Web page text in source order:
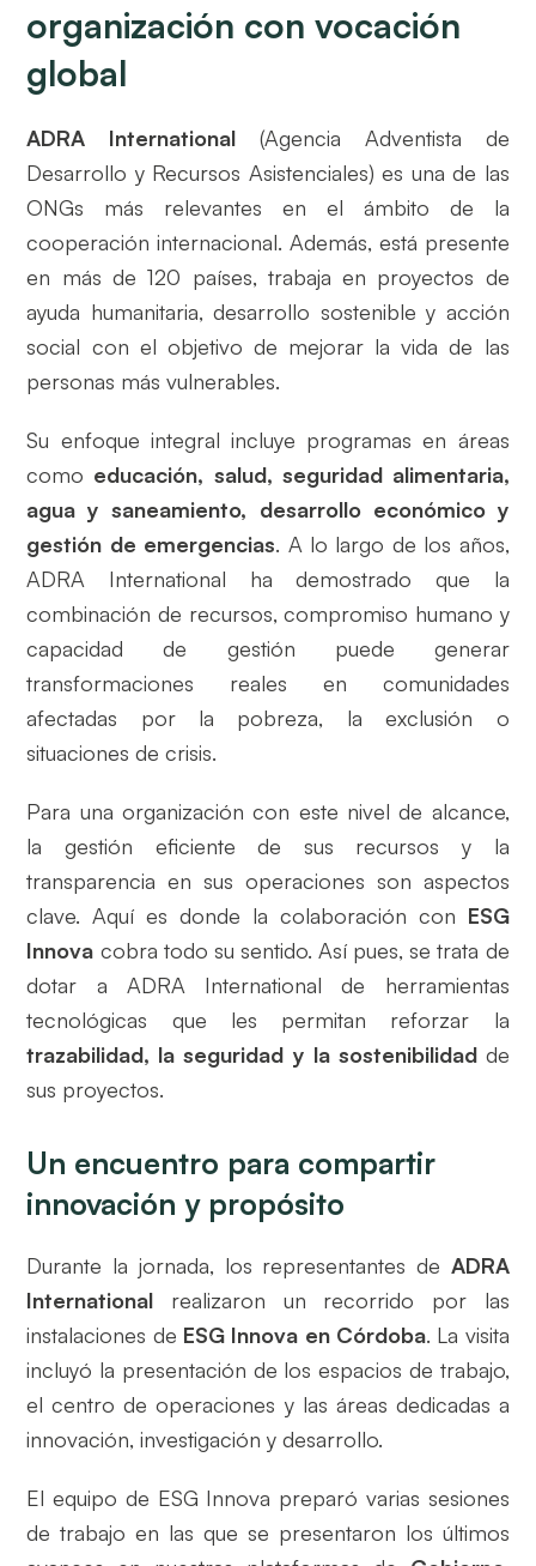
organización con vocación
global
ADRA International (Agencia Adventista de
Desarrollo y Recursos Asistenciales) es una de las
ONGs más relevantes en el ámbito de la
cooperación internacional. Además, está presente
en más de 120 países, trabaja en proyectos de
ayuda humanitaria, desarrollo sostenible y acción
social con el objetivo de mejorar la vida de las
personas más vulnerables.
Su enfoque integral incluye programas en áreas
como educación, salud, seguridad alimentaria,
agua y saneamiento, desarrollo económico y
gestión de emergencias. A lo largo de los años,
ADRA International ha demostrado que la
combinación de recursos, compromiso humano y
capacidad de gestión puede generar
transformaciones reales en comunidades
afectadas por la pobreza, la exclusión o
situaciones de crisis.
Para una organización con este nivel de alcance,
la gestión eficiente de sus recursos y la
transparencia en sus operaciones son aspectos
clave. Aquí es donde la colaboración con ESG
Innova cobra todo su sentido. Así pues, se trata de
dotar a ADRA International de herramientas
tecnológicas que les permitan reforzar la
trazabilidad, la seguridad y la sostenibilidadde
sus proyectos.
Un encuentro para compartir
innovación y propósito
Durante la jornada, los representantes de ADRA
International realizaron un recorrido por las
instalaciones de ESG Innova en Córdoba. La visita
incluyó la presentación de los espacios de trabajo,
el centro de operaciones y las áreas dedicadas a
innovación, investigación y desarrollo.
El equipo de ESG Innova preparó varias sesiones
de trabajo en las que se presentaron los últimos